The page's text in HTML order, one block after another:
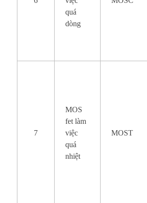
quá
dòng
7
MOS
fet làm
việc
quá
nhiệt
MOST